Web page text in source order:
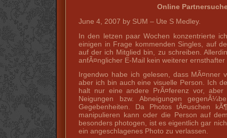
Online
June 4, 2007 by SUM – Ute S Medley.
In den letzen paar Wochen konzentrierte
einigen in Frage kommenden Singles, auf
auf der ich Mitglied bin, zu schreiben.
anfÃ¤nglicher E-Mail kein weiterer
Irgendwo habe ich gelesen, dass MÃ¤nner
aber ich bin auch eine visuelle Person. Ich
halt nur eine andere PrÃ¤ferenz vor,
Neigungen bzw. Abneigungen
Gegebenheiten. Da Photos tÃ¤uschen
manipulieren kann oder die Person auf
besonders photogen, ist es eigentlich gar
ein angeschlagenes Photo zu verlassen.